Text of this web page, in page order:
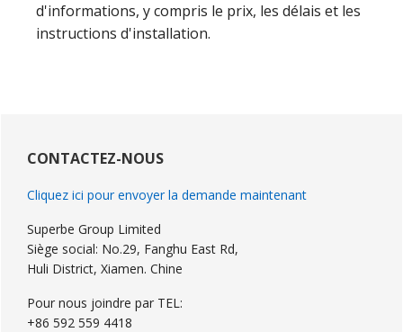
d'informations, y compris le prix, les délais et les
instructions d'installation.
latérale
primaire
CONTACTEZ-NOUS
Cliquez ici pour envoyer la demande maintenant
Superbe Group Limited
Siège social: No.29, Fanghu East Rd,
Huli District, Xiamen. Chine
Pour nous joindre par TEL:
+86 592 559 4418